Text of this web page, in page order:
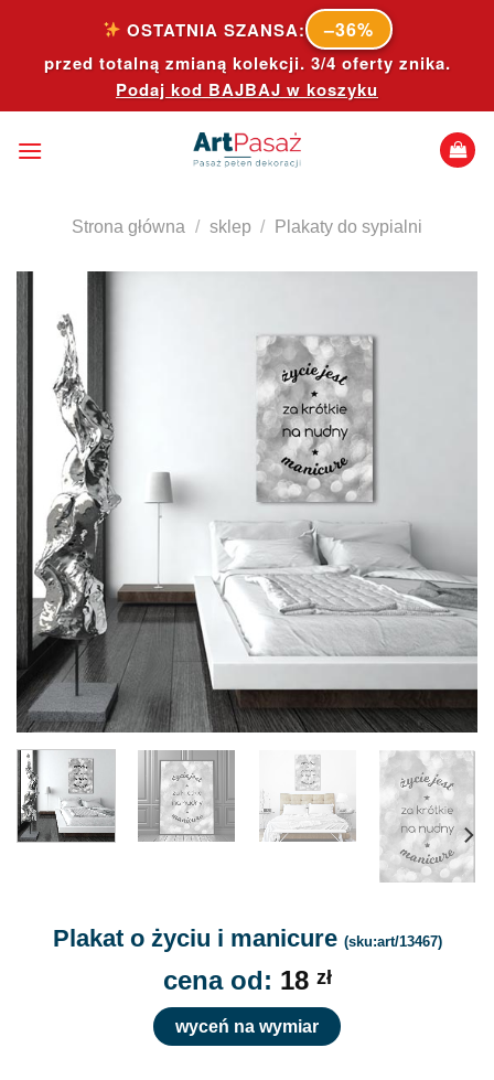
content
OSTATNIA SZANSA: –36%
przed totalną zmianą kolekcji. 3/4 oferty znika.
Podaj kod BAJBAJ w koszyku
Strona główna / sklep / Plakaty do sypialni
Plakat o życiu i manicure (sku:art/13467)
cena od: 18 zł
wyceń na wymiar